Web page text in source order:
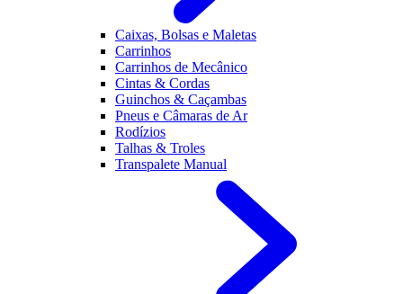
Caixas, Bolsas e Maletas
Carrinhos
Carrinhos de Mecânico
Cintas & Cordas
Guinchos & Caçambas
Pneus e Câmaras de Ar
Rodízios
Talhas & Troles
Transpalete Manual